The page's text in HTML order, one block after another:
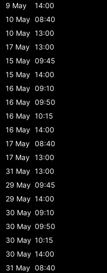
9 May
14:00
10 May 08:40
10 May 13:00
17 May 13:00
15 May 09:45
15 May 14:00
16 May 09:10
16 May 09:50
16 May 10:15
16 May 14:00
17 May 08:40
17 May 13:00
31 May 13:00
29 May 09:45
29 May 14:00
30 May 09:10
30 May 09:50
30 May 10:15
30 May 14:00
31 May 08:40